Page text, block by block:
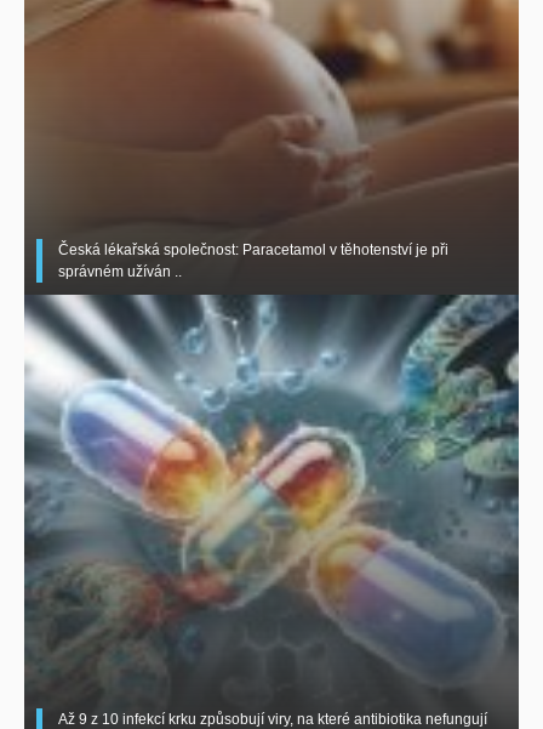
Česká lékařská společnost: Paracetamol v těhotenství je při
správném užíván ..
Až 9 z 10 infekcí krku způsobují viry, na které antibiotika nefungují